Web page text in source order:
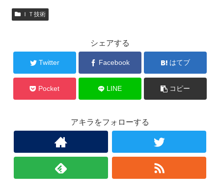
ＩＴ技術
シェアする
Twitter Facebook はてブ
Pocket LINE コピー
アキラをフォローする